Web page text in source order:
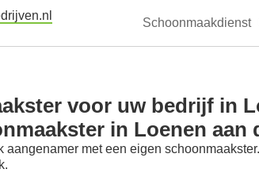
Schoonmaakdienst
voor uw bedrijf in
in Loenen aan
aangenamer met een eigen